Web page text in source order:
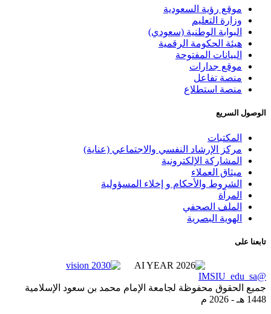
موقع رؤية السعودية
وزارة التعليم
البوابة الوطنية (سعودي)
هيئة الحكومة الرقمية
البيانات المفتوحة
موقع جدارات
منصة تفاعل
منصة استطلاع
السريع
المكتبات
مركز الإرشاد النفسي والاجتماعي (عناية)
المشاركة الإلكترونية
ميثاق العملاء
الشروط والأحكام و إخلاء المسؤولية
المرآة
الملف الصحفي
الهوية البصرية
محفوظة لجامعة الإمام محمد بن سعود الإسلامية
2026 م